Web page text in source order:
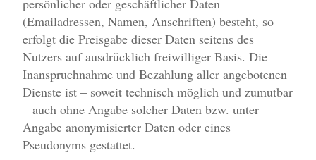
persönlicher oder geschäftlicher Daten
(Emailadressen, Namen, Anschriften) besteht, so
erfolgt die Preisgabe dieser Daten seitens des
Nutzers auf ausdrücklich freiwilliger Basis. Die
Inanspruchnahme und Bezahlung aller angebotenen
Dienste ist – soweit technisch möglich und zumutbar
– auch ohne Angabe solcher Daten bzw. unter
Angabe anonymisierter Daten oder eines
Pseudonyms gestattet.